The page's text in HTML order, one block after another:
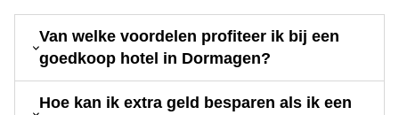
Van welke voordelen profiteer ik bij een
goedkoop hotel in Dormagen?
Hoe kan ik extra geld besparen als ik een